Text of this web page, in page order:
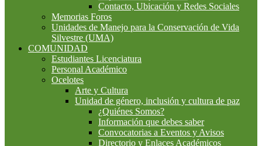
Contacto, Ubicación y Redes Sociales
Memorias Foros
Unidades de Manejo para la Conservación de Vida
Silvestre (UMA)
COMUNIDAD
Estudiantes Licenciatura
Personal Académico
Ocelotes
Arte y Cultura
Unidad de género, inclusión y cultura de paz
¿Quiénes Somos?
Información que debes saber
Convocatorias a Eventos y Avisos
Directorio y Enlaces Académicos